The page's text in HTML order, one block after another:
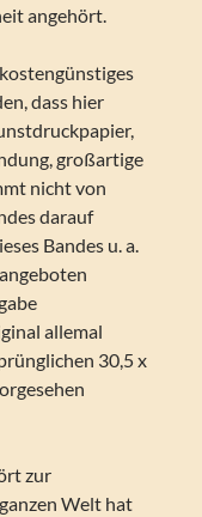
angehört.
dass hier
großartige
nicht von
darauf
Bandes u. a.
allemal
30,5 x
zur
Welt hat